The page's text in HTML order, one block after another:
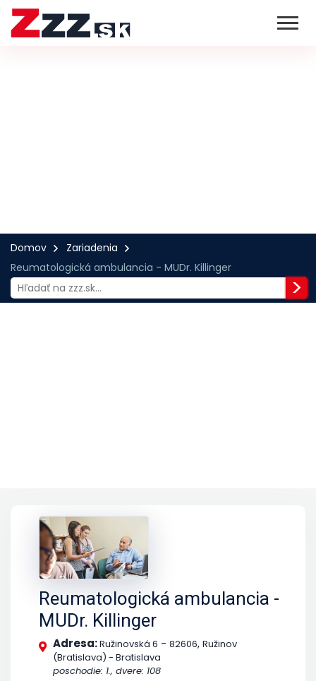
Domov
Zariadenia
Reumatologická ambulancia - MUDr. Killinger
Reumatologická ambulancia -
MUDr. Killinger
Adresa:Ružinovská 6 - 82606, Ružinov
(Bratislava) - Bratislava
poschodie: 1., dvere: 108